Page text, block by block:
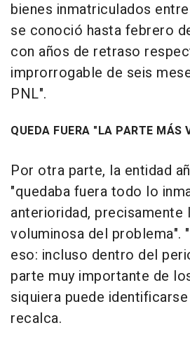
bienes inmatriculados
se conoció hasta febrero
con años de retraso
improrrogable de seis
PNL".
QUEDA FUERA "LA PARTE MÁS
Por otra parte, la entidad
"quedaba fuera todo lo
anterioridad, precisamente
voluminosa del problema".
eso: incluso dentro del
parte muy importante de
siquiera puede
recalca.